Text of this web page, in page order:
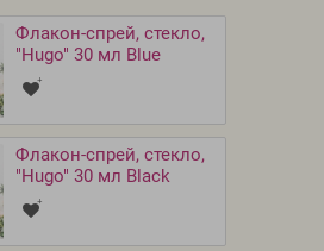
Флакон-спрей, стекло,
"Hugo" 30 мл Blue
Флакон-спрей, стекло,
"Hugo" 30 мл Black